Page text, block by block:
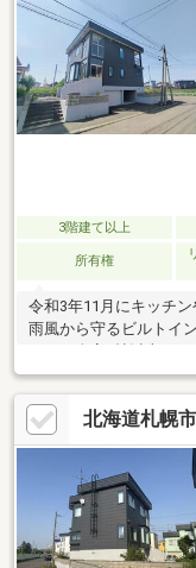
と子育てを楽しめます
ちろんバスの利用も便
学・通勤にも便利です
3階建て以上
所有権
令和3年11月にキッチ
雨風から守るビルトイ
です。全室6帖以上の
もゆったり確保。東・
は幅員8mと除雪や入出
コンなど設備も充実。
ホームセンターも徒歩
辺環境◎・ジェイ・ア
ラッキー北49条店・・
北海道札幌